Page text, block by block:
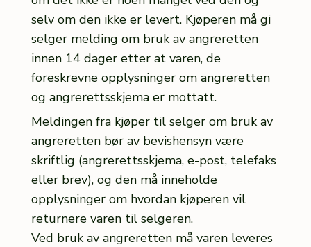
selv om den ikke er levert. Kjøperen må gi
selger melding om bruk av angreretten
innen 14 dager etter at varen, de
foreskrevne opplysninger om angreretten
og angrerettsskjema er mottatt.
Meldingen fra kjøper til selger om bruk av
angreretten bør av bevishensyn være
skriftlig (angrerettsskjema, e-post, telefaks
eller brev), og den må inneholde
opplysninger om hvordan kjøperen vil
returnere varen til selgeren.
Ved bruk av angreretten må varen leveres